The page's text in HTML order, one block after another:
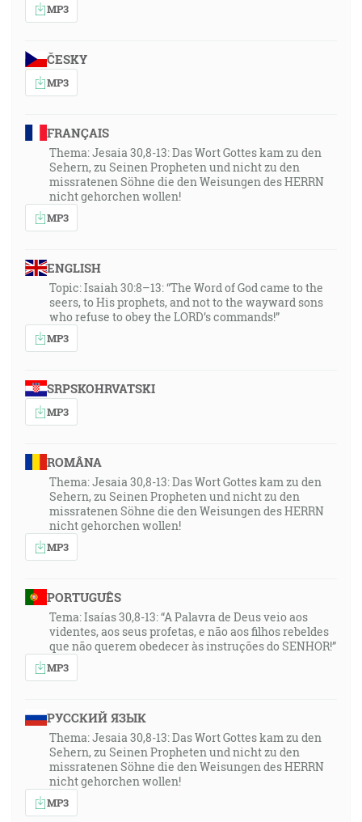
MP3
ČESKY
MP3
FRANÇAIS
Thema: Jesaia 30,8-13: Das Wort Gottes kam zu den
Sehern, zu Seinen Propheten und nicht zu den
missratenen Söhne die den Weisungen des HERRN
nicht gehorchen wollen!
MP3
ENGLISH
Topic: Isaiah 30:8–13: “The Word of God came to the
seers, to His prophets, and not to the wayward sons
who refuse to obey the LORD’s commands!”
MP3
SRPSKOHRVATSKI
MP3
ROMÂNA
Thema: Jesaia 30,8-13: Das Wort Gottes kam zu den
Sehern, zu Seinen Propheten und nicht zu den
missratenen Söhne die den Weisungen des HERRN
nicht gehorchen wollen!
MP3
PORTUGUÊS
Tema: Isaías 30,8-13: “A Palavra de Deus veio aos
videntes, aos seus profetas, e não aos filhos rebeldes
que não querem obedecer às instruções do SENHOR!”
MP3
РУССКИЙ ЯЗЫК
Thema: Jesaia 30,8-13: Das Wort Gottes kam zu den
Sehern, zu Seinen Propheten und nicht zu den
missratenen Söhne die den Weisungen des HERRN
nicht gehorchen wollen!
MP3